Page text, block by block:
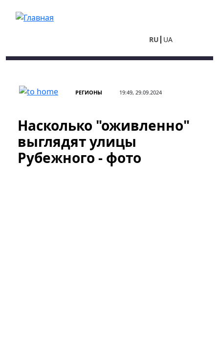
RU UA
РЕГИОНЫ 19:49, 29.09.2024
Насколько "оживленно"
выглядят улицы
Рубежного - фото